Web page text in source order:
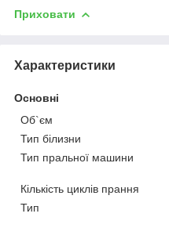
Приховати
Характеристики
Основні
Об`єм
Тип білизни
Тип пральної машини
Кількість циклів прання
Тип